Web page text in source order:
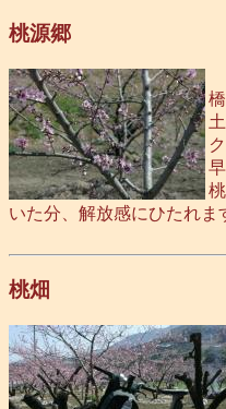
桃源郷
いた分、解放感にひたれま
桃畑